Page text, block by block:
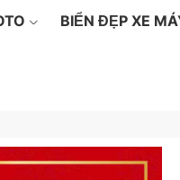
BIỂN ĐẸP XE